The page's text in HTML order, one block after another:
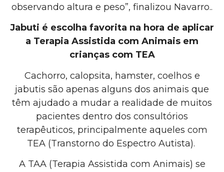
observando altura e peso”, finalizou Navarro..
Jabuti é escolha favorita na hora de aplicar
a Terapia Assistida com Animais em
crianças com TEA
Cachorro, calopsita, hamster, coelhos e
jabutis são apenas alguns dos animais que
têm ajudado a mudar a realidade de muitos
pacientes dentro dos consultórios
terapêuticos, principalmente aqueles com
TEA (Transtorno do Espectro Autista).
A TAA (Terapia Assistida com Animais) se